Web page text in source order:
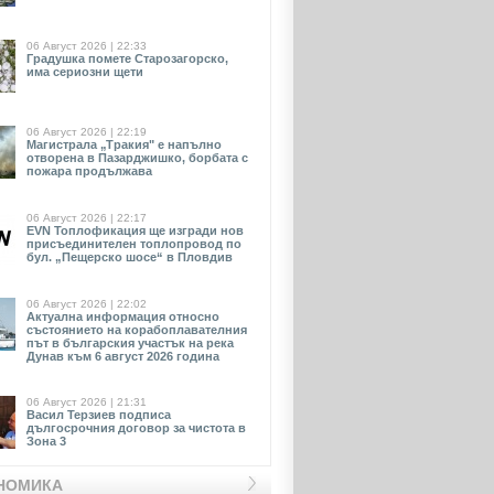
06 Август 2026 | 22:33
Градушка помете Старозагорско,
има сериозни щети
06 Август 2026 | 22:19
Магистрала „Тракия" е напълно
отворена в Пазарджишко, борбата с
пожара продължава
06 Август 2026 | 22:17
EVN Toплофикация ще изгради нов
присъединителен топлопровод по
бул. „Пещерско шосе“ в Пловдив
06 Август 2026 | 22:02
Актуална информация относно
състоянието на корабоплавателния
път в българския участък на река
Дунав към 6 август 2026 година
06 Август 2026 | 21:31
Васил Терзиев подписа
дългосрочния договор за чистота в
Зона 3